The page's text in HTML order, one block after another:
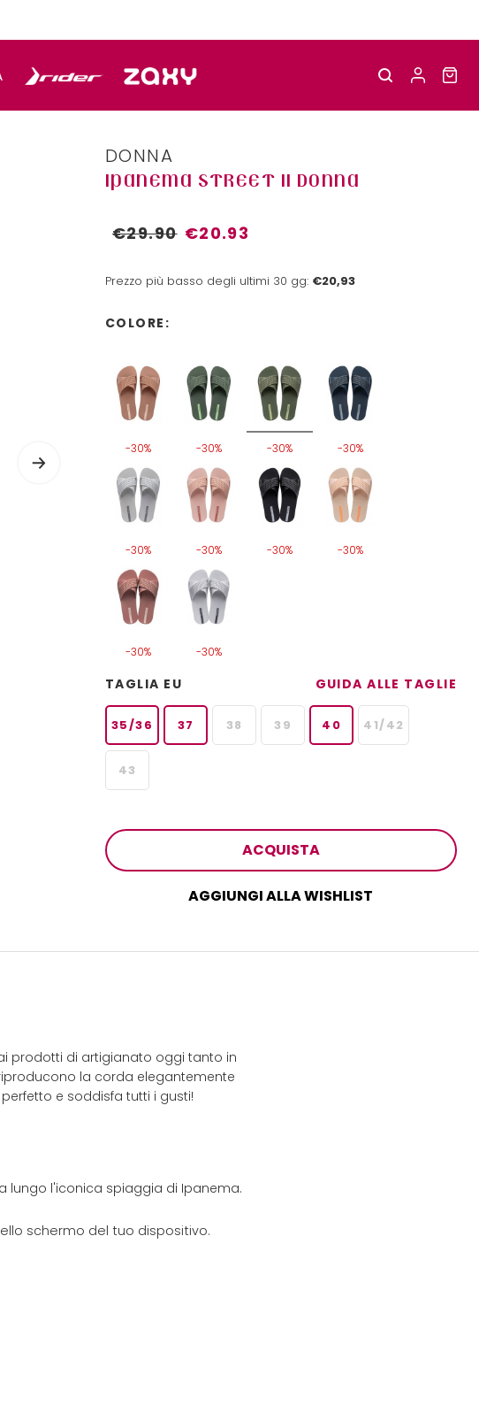
DONNA
IPANEMA STREET II DONNA
€29.90 €20.93
Prezzo più basso degli ultimi 30 gg: €20,93
COLORE:
-30% -30% -30% -30%
-30% -30% -30% -30%
-30% -30%
TAGLIA EU GUIDA ALLE TAGLIE
35/36 37 38 39 40 41/42
43
ACQUISTA
AGGIUNGI ALLA WISHLIST
prodotti di artigianato oggi tanto in
la corda elegantemente
e soddisfa tutti i gusti!
lungo l'iconica spiaggia di Ipanema.
schermo del tuo dispositivo.